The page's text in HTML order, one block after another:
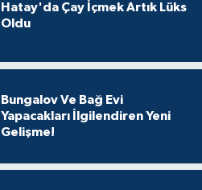
Hatay'da Çay İçmek Artık Lüks
Oldu
Bungalov Ve Bağ Evi
Yapacakları İlgilendiren Yeni
Gelişme!